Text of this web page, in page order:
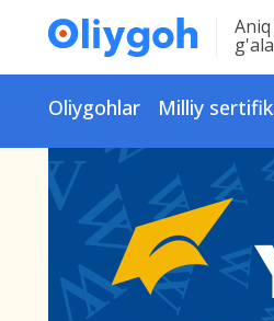
Oliygohlar Milliy